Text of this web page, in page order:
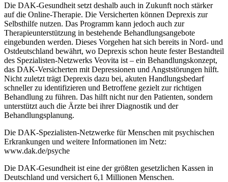
Die DAK-Gesundheit setzt deshalb auch in Zukunft noch stärker
auf die Online-Therapie. Die Versicherten können Deprexis zur
Selbsthilfe nutzen. Das Programm kann jedoch auch zur
Therapieunterstützung in bestehende Behandlungsangebote
eingebunden werden. Dieses Vorgehen hat sich bereits in Nord- und
Ostdeutschland bewährt, wo Deprexis schon heute fester Bestandteil
des Spezialisten-Netzwerks Veovita ist – ein Behandlungskonzept,
das DAK-Versicherten mit Depressionen und Angststörungen hilft.
Nicht zuletzt trägt Deprexis dazu bei, akuten Handlungsbedarf
schneller zu identifizieren und Betroffene gezielt zur richtigen
Behandlung zu führen. Das hilft nicht nur den Patienten, sondern
unterstützt auch die Ärzte bei ihrer Diagnostik und der
Behandlungsplanung.
Die DAK-Spezialisten-Netzwerke für Menschen mit psychischen
Erkrankungen und weitere Informationen im Netz:
www.dak.de/psyche
Die DAK-Gesundheit ist eine der größten gesetzlichen Kassen in
Deutschland und versichert 6,1 Millionen Menschen.